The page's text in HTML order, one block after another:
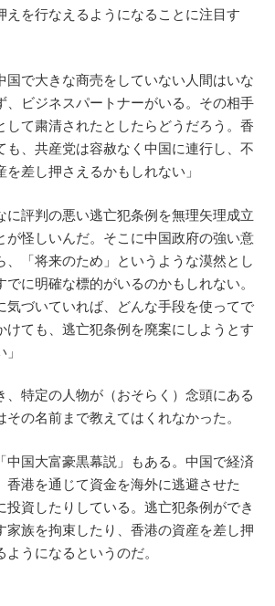
えを行なえるようになることに注目す
国で大きな商売をしていない人間はいな
、ビジネスパートナーがいる。その相手
して粛清されたとしたらどうだろう。香
も、共産党は容赦なく中国に連行し、不
差し押さえるかもしれない」
に評判の悪い逃亡犯条例を無理矢理成立
が怪しいんだ。そこに中国政府の強い意
、「将来のため」というような漠然とし
でに明確な標的がいるのかもしれない。
気づいていれば、どんな手段を使ってで
けても、逃亡犯条例を廃案にしようとす
、特定の人物が（おそらく）念頭にある
の名前まで教えてはくれなかった。
中国大富豪黒幕説」もある。中国で経済
香港を通じて資金を海外に逃避させた
投資したりしている。逃亡犯条例ができ
家族を拘束したり、香港の資産を差し押
うになるというのだ。